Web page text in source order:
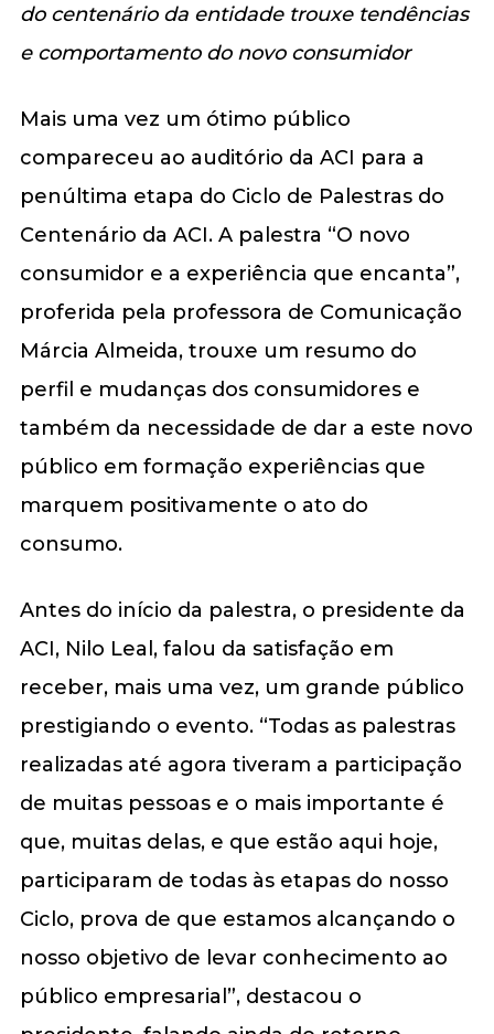
do centenário da entidade trouxe tendências
e comportamento do novo consumidor
Mais uma vez um ótimo público
compareceu ao auditório da ACI para a
penúltima etapa do Ciclo de Palestras do
Centenário da ACI. A palestra “O novo
consumidor e a experiência que encanta”,
proferida pela professora de Comunicação
Márcia Almeida, trouxe um resumo do
perfil e mudanças dos consumidores e
também da necessidade de dar a este novo
público em formação experiências que
marquem positivamente o ato do
consumo.
Antes do início da palestra, o presidente da
ACI, Nilo Leal, falou da satisfação em
receber, mais uma vez, um grande público
prestigiando o evento. “Todas as palestras
realizadas até agora tiveram a participação
de muitas pessoas e o mais importante é
que, muitas delas, e que estão aqui hoje,
participaram de todas às etapas do nosso
Ciclo, prova de que estamos alcançando o
nosso objetivo de levar conhecimento ao
público empresarial”, destacou o